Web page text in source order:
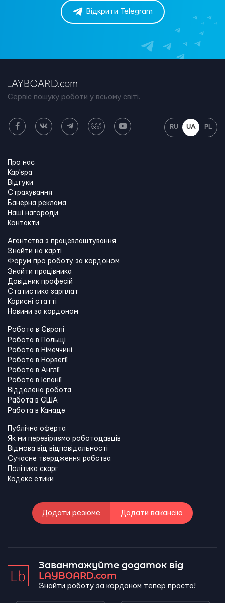
Відкрити Telegram
Сервіс пошуку роботи у всьому світі.
RU UA PL
Про нас
Кар'єра
Відгуки
Страхування
Банерна реклама
Наші нагороди
Контакти
Агентства з працевлаштування
Знайти на карті
Форум про роботу за кордоном
Знайти працівника
Довідник професій
Статистика зарплат
Корисні статті
Новини за кордоном
Робота в Європі
Робота в Польщі
Робота в Німеччині
Робота в Норвегії
Робота в Англії
Робота в Іспанії
Віддалена робота
Работа в США
Работа в Канадe
Публічна оферта
Як ми перевіряємо роботодавців
Відмова від відповідальності
Сучасне твердження рабства
Політика скарг
Кодекс етики
Додати резюме Додати вакансію
Завантажуйте додаток від
LAYBOARD.com
Знайти роботу за кордоном тепер просто!